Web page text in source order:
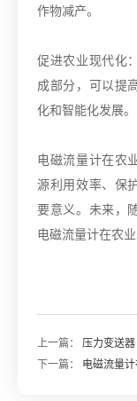
作物减产。
促进农业现代化
成部分，可以提
化和智能化发展。
电磁流量计在农
源利用效率、保
要意义。未来，
电磁流量计在农
上一篇：压力变送
下一篇： 电磁流量